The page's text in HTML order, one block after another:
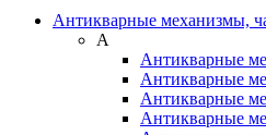
Антикварные механизмы,
А
Антикварные
Антикварные
Антикварные
Антикварные